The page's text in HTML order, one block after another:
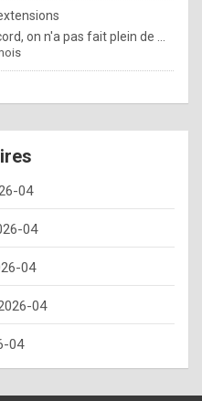
e
on n'a pas fait plein de ...
04
04
04
04
04